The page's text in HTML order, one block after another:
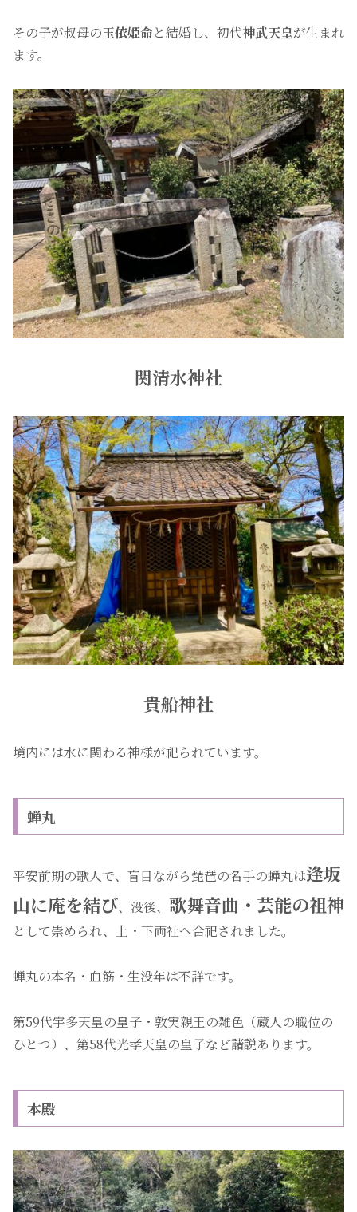
その子が叔母の玉依姫命と結婚し、初代神武天皇が生まれ
ます。
関清水神社
貴船神社
境内には水に関わる神様が祀られています。
蝉丸
平安前期の歌人で、盲目ながら琵琶の名手の蝉丸は逢坂
山に庵を結び、没後、 歌舞音曲・芸能の祖神
として崇められ、上・下両社へ合祀されました。
蝉丸の本名・血筋・生没年は不詳です。
第59代宇多天皇の皇子・敦実親王の雑色（蔵人の職位の
ひとつ）、第58代光孝天皇の皇子など諸説あります。
本殿